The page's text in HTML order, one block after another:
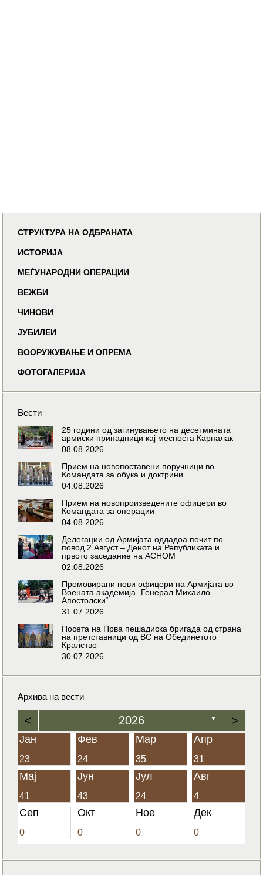
СТРУКТУРА НА ОДБРАНАТА
ИСТОРИЈА
МЕЃУНАРОДНИ ОПЕРАЦИИ
ВЕЖБИ
ЧИНОВИ
ЈУБИЛЕИ
ВООРУЖУВАЊЕ И ОПРЕМА
ФОТОГАЛЕРИЈА
Вести
25 години од загинувањето на десетмината
армиски припадници кај месноста Карпалак
08.08.2026
Прием на новопоставени поручници во
Командата за обука и доктрини
04.08.2026
Прием на новопроизведените офицери во
Командата за операции
04.08.2026
Делегации од Армијата оддадоа почит по
повод 2 Август – Денот на Републиката и
првото заседание на АСНОМ
02.08.2026
Промовирани нови офицери на Армијата во
Воената академија „Генерал Михаило
Апостолски“
31.07.2026
Посета на Прва пешадиска бригада од страна
на претставници од ВС на Обединетото
Кралство
30.07.2026
Архива на вести
< 2026 ▼ >
Јан
23
Фев
24
Мар
35
Апр
31
Мај
41
Јун
43
Јул
24
Авг
4
Сеп
0
Окт
0
Ное
0
Дек
0